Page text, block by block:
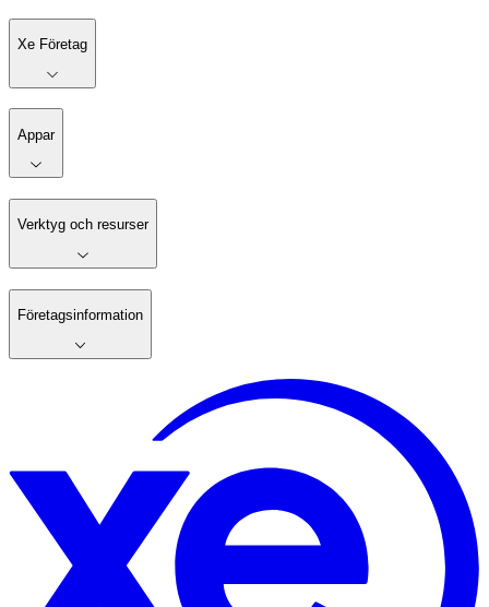
Xe Företag
Appar
Verktyg och resurser
Företagsinformation